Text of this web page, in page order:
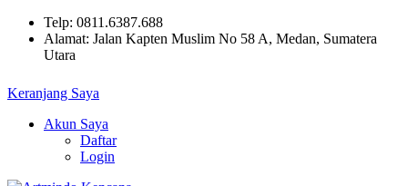
Telp: 0811.6387.688
Alamat: Jalan Kapten Muslim No 58 A, Medan, Sumatera
Utara
Keranjang Saya
Akun Saya
Daftar
Login